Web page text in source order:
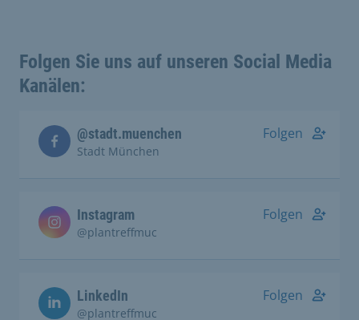
Folgen Sie uns auf unseren Social Media
Kanälen:
@stadt.muenchen
Stadt München
Folgen
Instagram
@plantreffmuc
Folgen
LinkedIn
@plantreffmuc
Folgen